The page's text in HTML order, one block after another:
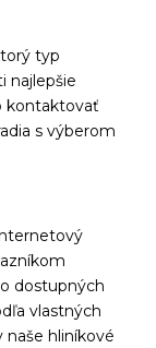
typ
najlepšie
kontaktovať
s výberom
dostupných
vlastných
hliníkové